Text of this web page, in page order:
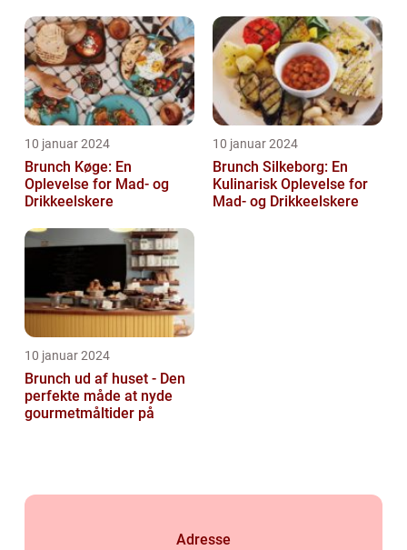
10 januar 2024
Brunch Køge: En
Oplevelse for Mad- og
Drikkeelskere
10 januar 2024
Brunch Silkeborg: En
Kulinarisk Oplevelse for
Mad- og Drikkeelskere
10 januar 2024
Brunch ud af huset - Den
perfekte måde at nyde
gourmetmåltider på
Adresse